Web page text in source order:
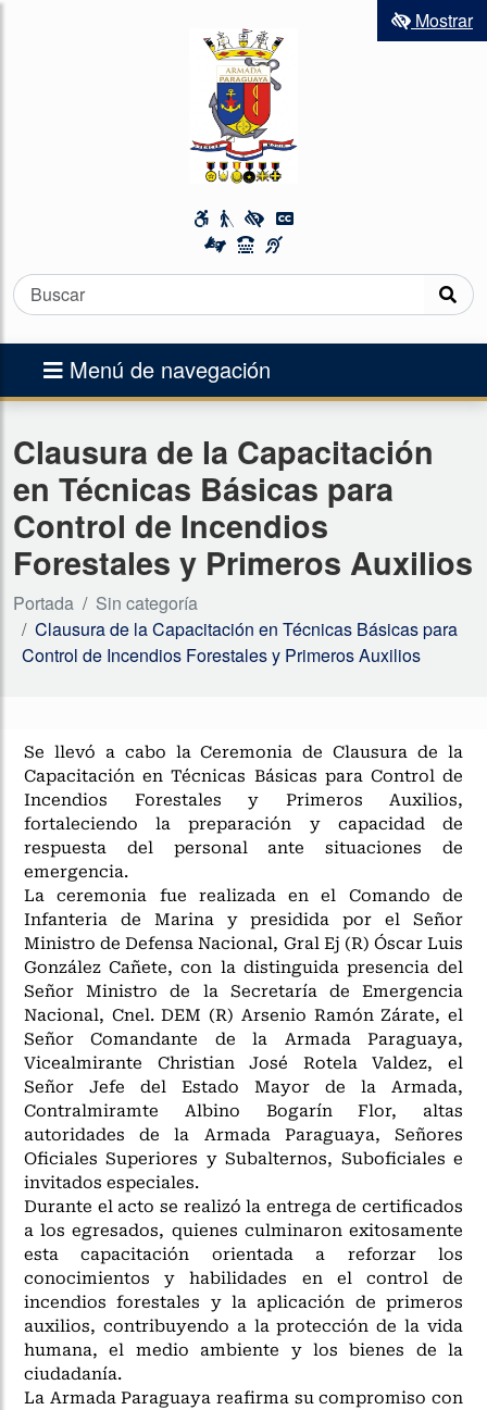
Menú de navegación
Mostrar
Clausura de la Capacitación
en Técnicas Básicas para
Control de Incendios
Forestales y Primeros Auxilios
Portada
Sin categoría
Clausura de la Capacitación en Técnicas Básicas para
Control de Incendios Forestales y Primeros Auxilios
Se llevó a cabo la Ceremonia de Clausura de la
Capacitación en Técnicas Básicas para Control de
Incendios Forestales y Primeros Auxilios,
fortaleciendo la preparación y capacidad de
respuesta del personal ante situaciones de
emergencia.
La ceremonia fue realizada en el Comando de
Infanteria de Marina y presidida por el Señor
Ministro de Defensa Nacional, Gral Ej (R) Óscar Luis
González Cañete, con la distinguida presencia del
Señor Ministro de la Secretaría de Emergencia
Nacional, Cnel. DEM (R) Arsenio Ramón Zárate, el
Señor Comandante de la Armada Paraguaya,
Vicealmirante Christian José Rotela Valdez, el
Señor Jefe del Estado Mayor de la Armada,
Contralmiramte Albino Bogarín Flor, altas
autoridades de la Armada Paraguaya, Señores
Oficiales Superiores y Subalternos, Suboficiales e
invitados especiales.
Durante el acto se realizó la entrega de certificados
a los egresados, quienes culminaron exitosamente
esta capacitación orientada a reforzar los
conocimientos y habilidades en el control de
incendios forestales y la aplicación de primeros
auxilios, contribuyendo a la protección de la vida
humana, el medio ambiente y los bienes de la
ciudadanía.
La Armada Paraguaya reafirma su compromiso con